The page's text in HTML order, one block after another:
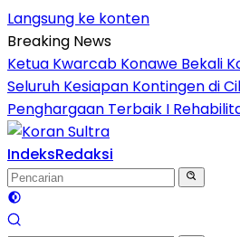
Langsung ke konten
Breaking News
Ketua Kwarcab Konawe Bekali
Seluruh Kesiapan Kontingen di
Penghargaan Terbaik I
IndeksRedaksi